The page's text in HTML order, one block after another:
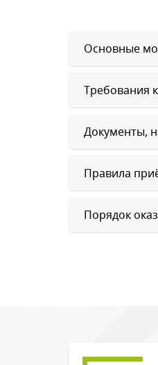
Основные
Документы,
Правила
Порядок